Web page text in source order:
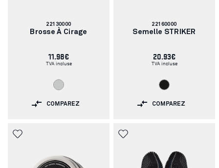
Numéro
d'article:
22130000
Brosse À Cirage
11.98€
TVA incluse
COMPAREZ
Numéro
d'article:
22160000
Semelle STRIKER
20.93€
TVA incluse
COMPAREZ